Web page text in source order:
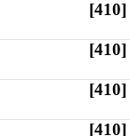
[410]
[410]
[410]
[410]